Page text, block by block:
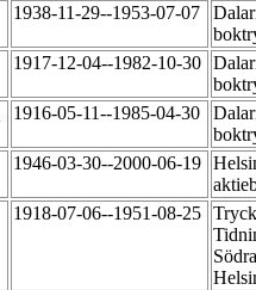
1938-11-29--1953-07-07
1917-12-04--1982-10-30
1916-05-11--1985-04-30
1946-03-30--2000-06-19
1918-07-06--1951-08-25